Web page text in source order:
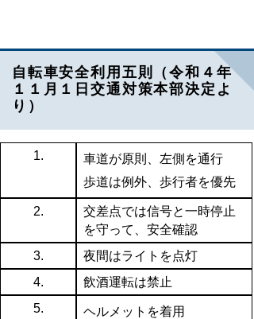
自転車安全利用五則（令和４年
１１月１日交通対策本部決定よ
り）
1.
車道が原則、左側を通行
歩道は例外、歩行者を優先
2.
交差点では信号と一時停止
を守って、安全確認
3.
夜間はライトを点灯
4.
飲酒運転は禁止
5.
ヘルメットを着用